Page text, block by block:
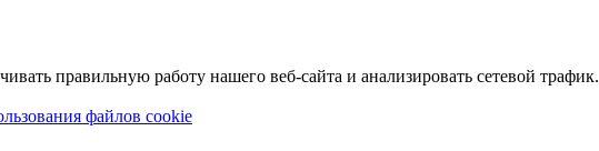
правильную работу нашего веб-сайта и анализировать сетевой трафик.
файлов cookie